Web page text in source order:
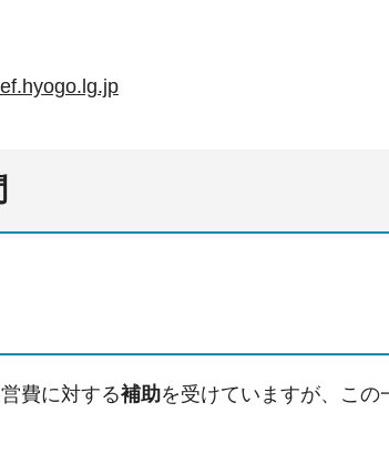
費に対する補助を受けていますが、こ